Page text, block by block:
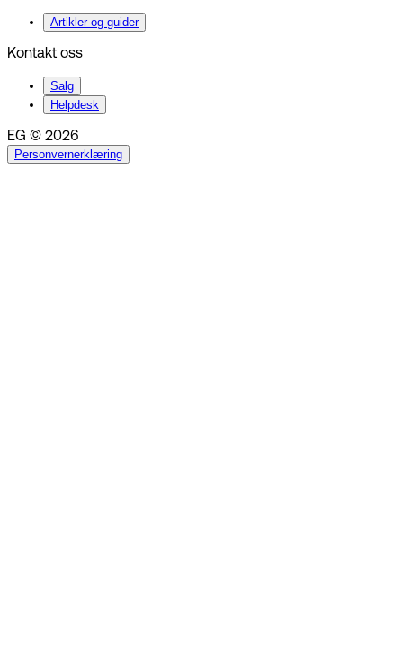
Artikler og guider
Kontakt oss
Salg
Helpdesk
EG © 2026
Personvernerklæring